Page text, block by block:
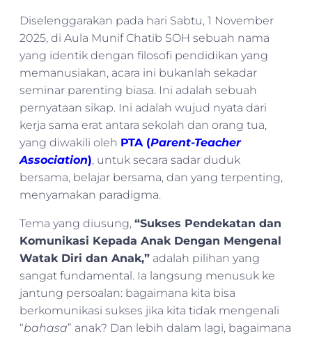
Diselenggarakan pada hari Sabtu, 1 November
2025, di Aula Munif Chatib SOH sebuah nama
yang identik dengan filosofi pendidikan yang
memanusiakan, acara ini bukanlah sekadar
seminar parenting biasa. Ini adalah sebuah
pernyataan sikap. Ini adalah wujud nyata dari
kerja sama erat antara sekolah dan orang tua,
yang diwakili oleh PTA (Parent-Teacher
Association), untuk secara sadar duduk
bersama, belajar bersama, dan yang terpenting,
menyamakan paradigma.
Tema yang diusung, “Sukses Pendekatan dan
Komunikasi Kepada Anak Dengan Mengenal
Watak Diri dan Anak,” adalah pilihan yang
sangat fundamental. Ia langsung menusuk ke
jantung persoalan: bagaimana kita bisa
berkomunikasi sukses jika kita tidak mengenali
“bahasa” anak? Dan lebih dalam lagi, bagaimana